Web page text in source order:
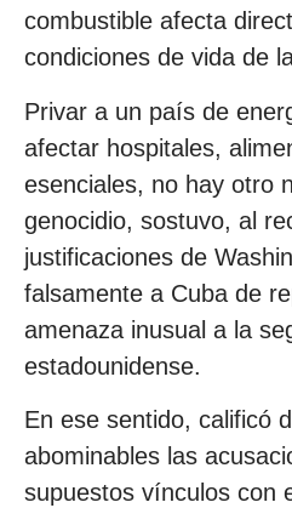
combustible afecta
condiciones de vida de
Privar a un país de
afectar hospitales,
esenciales, no hay otro
genocidio, sostuvo, al
justificaciones de
falsamente a Cuba de
amenaza inusual a la
estadounidense.
En ese sentido, calificó
abominables las
supuestos vínculos con